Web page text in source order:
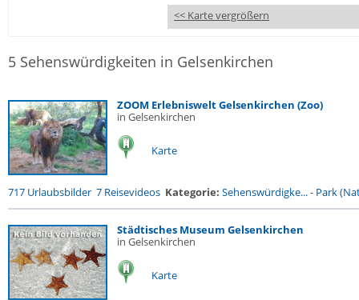
<< Karte vergrößern
5 Sehenswürdigkeiten in Gelsenkirchen
ZOOM Erlebniswelt Gelsenkirchen (Zoo)
in Gelsenkirchen
Karte
717 Urlaubsbilder 7 Reisevideos Kategorie: Sehenswürdigke...- Park
Städtisches Museum Gelsenkirchen
in Gelsenkirchen
Karte